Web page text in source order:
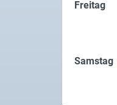
Freitag
Samstag